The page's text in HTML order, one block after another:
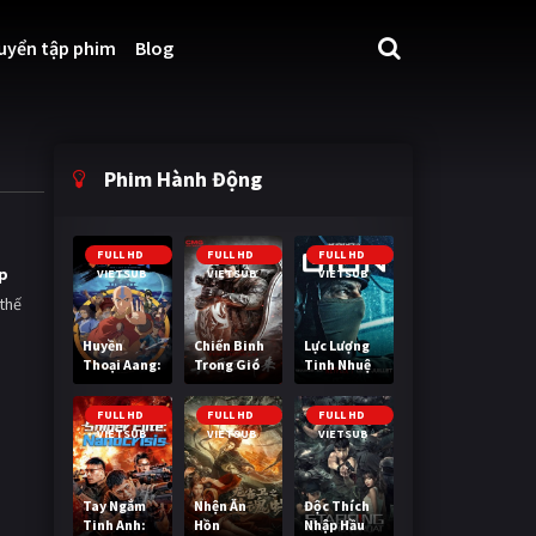
tập phim Blog
Phim Hành Động
FULL HD
VIETSUB
Huyền
Thoại Aang:
Tiết Khí Sư
Cuối Cùng
FULL HD
VIETSUB
Chiến Binh
Trong Gió
FULL HD
VIETSUB
Lực Lượng
Tinh Nhuệ
FULL HD
VIETSUB
Tay Ngắm
Tinh Anh:
FULL HD
VIETSUB
Nhện Ăn
Hồn
FULL HD
VIETSUB
Độc Thích
Nhập Hầu